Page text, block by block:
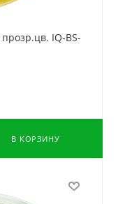
IQ-BS-
В КОРЗИНУ